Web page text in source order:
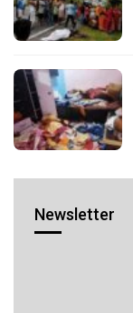
Newsletter